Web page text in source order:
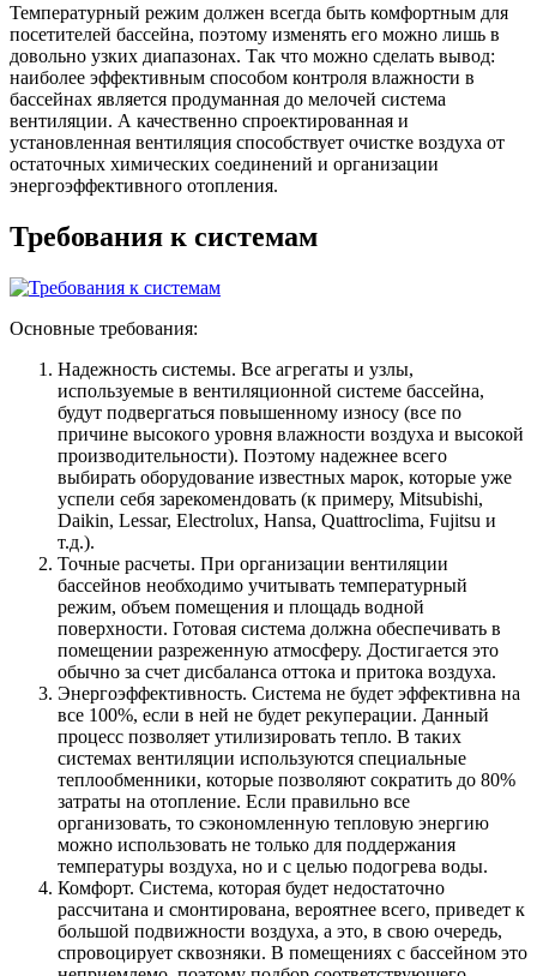
Температурный режим должен всегда быть комфортным для
посетителей бассейна, поэтому изменять его можно лишь в
довольно узких диапазонах. Так что можно сделать вывод:
наиболее эффективным способом контроля влажности в
бассейнах является продуманная до мелочей система
вентиляции. А качественно спроектированная и
установленная вентиляция способствует очистке воздуха от
остаточных химических соединений и организации
энергоэффективного отопления.
Требования к системам
Основные требования:
Надежность системы. Все агрегаты и узлы,
используемые в вентиляционной системе бассейна,
будут подвергаться повышенному износу (все по
причине высокого уровня влажности воздуха и высокой
производительности). Поэтому надежнее всего
выбирать оборудование известных марок, которые уже
успели себя зарекомендовать (к примеру, Mitsubishi,
Daikin, Lessar, Electrolux, Hansa, Quattroclima, Fujitsu и
т.д.).
Точные расчеты. При организации вентиляции
бассейнов необходимо учитывать температурный
режим, объем помещения и площадь водной
поверхности. Готовая система должна обеспечивать в
помещении разреженную атмосферу. Достигается это
обычно за счет дисбаланса оттока и притока воздуха.
Энергоэффективность. Система не будет эффективна на
все 100%, если в ней не будет рекуперации. Данный
процесс позволяет утилизировать тепло. В таких
системах вентиляции используются специальные
теплообменники, которые позволяют сократить до 80%
затраты на отопление. Если правильно все
организовать, то сэкономленную тепловую энергию
можно использовать не только для поддержания
температуры воздуха, но и с целью подогрева воды.
Комфорт. Система, которая будет недостаточно
рассчитана и смонтирована, вероятнее всего, приведет к
большой подвижности воздуха, а это, в свою очередь,
спровоцирует сквозняки. В помещениях с бассейном это